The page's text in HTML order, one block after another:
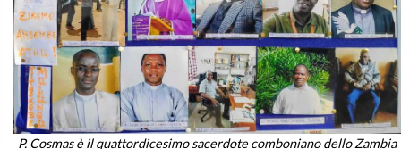
P. Cosmas è il quattordicesimo sacerdote comboniano dello Zambia